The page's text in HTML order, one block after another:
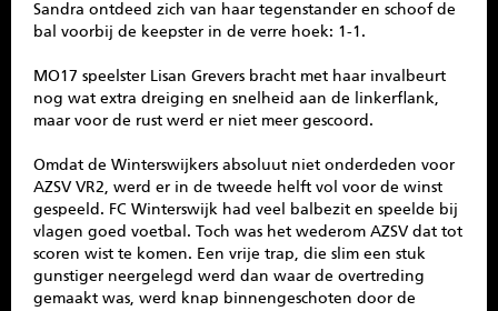
Sandra ontdeed zich van haar tegenstander en schoof de
bal voorbij de keepster in de verre hoek: 1-1.
MO17 speelster Lisan Grevers bracht met haar invalbeurt
nog wat extra dreiging en snelheid aan de linkerflank,
maar voor de rust werd er niet meer gescoord.
Omdat de Winterswijkers absoluut niet onderdeden voor
AZSV VR2, werd er in de tweede helft vol voor de winst
gespeeld. FC Winterswijk had veel balbezit en speelde bij
vlagen goed voetbal. Toch was het wederom AZSV dat tot
scoren wist te komen. Een vrije trap, die slim een stuk
gunstiger neergelegd werd dan waar de overtreding
gemaakt was, werd knap binnengeschoten door de